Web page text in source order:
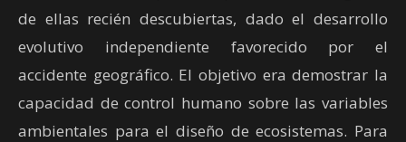
de ellas recién descubiertas, dado el desarrollo
evolutivo independiente favorecido por el
accidente geográfico. El objetivo era demostrar la
capacidad de control humano sobre las variables
ambientales para el diseño de ecosistemas. Para